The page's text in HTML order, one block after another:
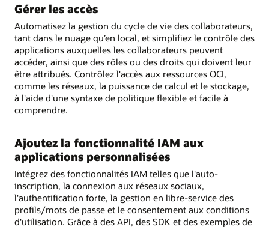
Gérer les accès
Automatisez la gestion du cycle de vie des collaborateurs,
tant dans le nuage qu’en local, et simplifiez le contrôle des
applications auxquelles les collaborateurs peuvent
accéder, ainsi que des rôles ou des droits qui doivent leur
être attribués. Contrôlez l'accès aux ressources OCI,
comme les réseaux, la puissance de calcul et le stockage,
à l'aide d'une syntaxe de politique flexible et facile à
comprendre.
Ajoutez la fonctionnalité IAM aux
applications personnalisées
Intégrez des fonctionnalités IAM telles que l'auto-
inscription, la connexion aux réseaux sociaux,
l'authentification forte, la gestion en libre-service des
profils/mots de passe et le consentement aux conditions
d'utilisation. Grâce à des API, des SDK et des exemples de